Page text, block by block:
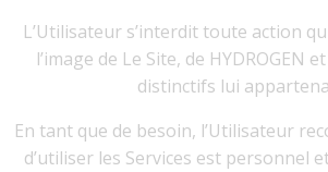
L’Utilisateur s’interdit toute action
l’image de Le Site, de HYDROGEN
distinctifs lui
En tant que de besoin, l’Utilisateur
d’utiliser les Services est personnel